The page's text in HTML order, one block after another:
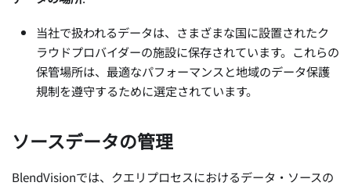
当社で扱われるデータは、さまざまな国に設置されたク
ラウドプロバイダーの施設に保存されています。これらの
保管場所は、最適なパフォーマンスと地域のデータ保護
規制を遵守するために選定されています。
ソースデータの管理
BlendVisionでは、クエリプロセスにおけるデータ・ソースの